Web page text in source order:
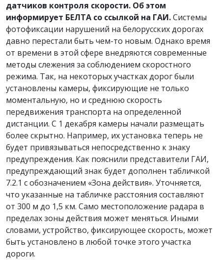
датчиков контроля скорости. Об этом
информирует БЕЛТА со ссылкой на ГАИ.Системы
фотофиксации нарушений на белорусских дорогах
давно перестали быть чем-то новым. Однако время
от времени в этой сфере внедряются современные
методы слежения за соблюдением скоростного
режима. Так, на некоторых участках дорог были
установлены камеры, фиксирующие не только
моментальную, но и среднюю скорость
передвижения транспорта на определенной
дистанции. С 1 декабря камеры начали размещать
более скрытно. Например, их установка теперь не
будет привязываться непосредственно к знаку
предупреждения. Как пояснили представители ГАИ,
предупреждающий знак будет дополнен табличкой
7.2.1 с обозначением «Зона действия». Уточняется,
что указанные на табличке расстояния составляют
от 300 м до 1,5 км. Само местоположение радара в
пределах зоны действия может меняться. Иными
словами, устройство, фиксирующее скорость, может
быть установлено в любой точке этого участка
дороги.